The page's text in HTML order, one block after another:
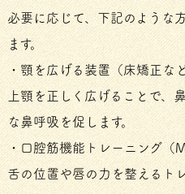
必要に応じて、下記のような
ます。
・顎を広げる装置（床矯正など
上顎を正しく広げることで、
な鼻呼吸を促します。
・口腔筋機能トレーニング（
舌の位置や唇の力を整えるト